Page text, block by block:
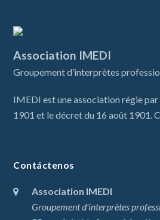
Association IMEDI
Groupement d’interprètes
IMEDI est une association régie
1901 et le décret du 16 août 1901.
Contáctenos
Association IMEDI
Groupement d'interprètes